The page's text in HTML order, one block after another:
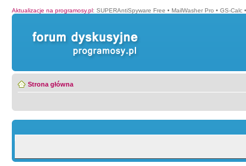
Aktualizacje na programosy.pl: SUPERAntiSpyware Free • MailWasher Pro • GS-Calc •
Strona główna